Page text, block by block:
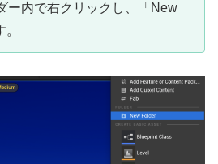
ー内で右クリックし、「New